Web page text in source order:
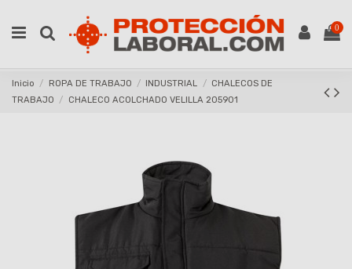
0
Inicio ROPA DE TRABAJO INDUSTRIAL
CHALECOS DE
TRABAJO
CHALECO ACOLCHADO VELILLA 205901